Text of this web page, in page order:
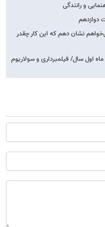
و رانندگی
دوازدهم
نشان دهم که این کار چقدر
شش ماه اول سال/ فیلمبرداری و سولاریوم